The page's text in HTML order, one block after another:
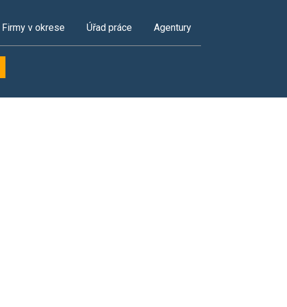
Firmy v okrese Úřad práce Agentury